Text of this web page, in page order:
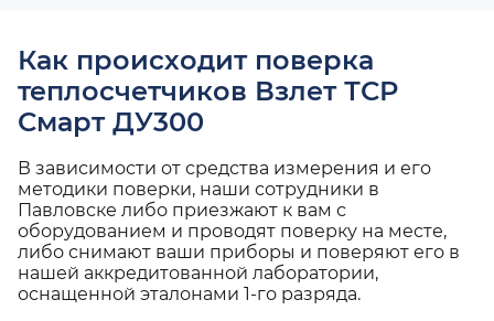
Как происходит поверка
теплосчетчиков Взлет ТСР
Смарт ДУ300
В зависимости от средства измерения и его
методики поверки, наши сотрудники в
Павловске либо приезжают к вам с
оборудованием и проводят поверку на месте,
либо снимают ваши приборы и поверяют его в
нашей аккредитованной лаборатории,
оснащенной эталонами 1-го разряда.